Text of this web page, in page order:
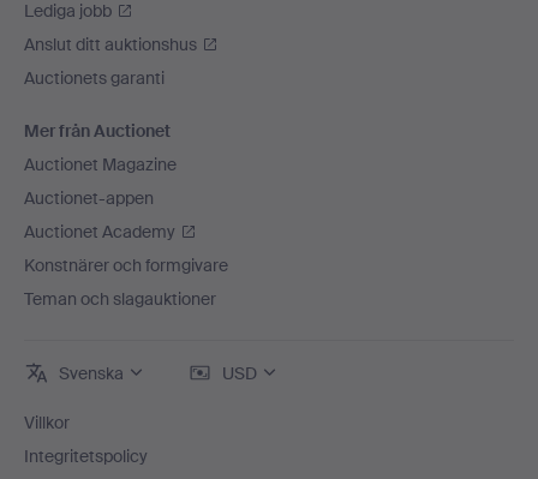
Lediga jobb
Anslut ditt auktionshus
Auctionets garanti
Mer från Auctionet
Auctionet Magazine
Auctionet-appen
Auctionet Academy
Konstnärer och formgivare
Teman och slagauktioner
Svenska USD
Villkor
Integritetspolicy